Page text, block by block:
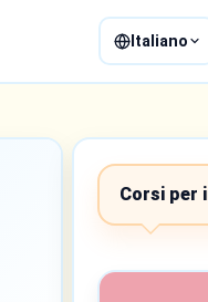
Italiano
Corsi per